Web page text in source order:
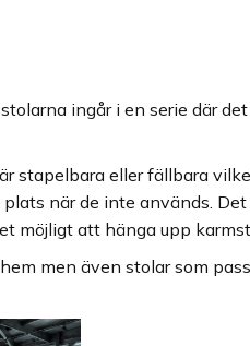
ingår i en serie där
stapelbara eller fällbara
när de inte används.
möjligt att hänga upp
men även stolar som